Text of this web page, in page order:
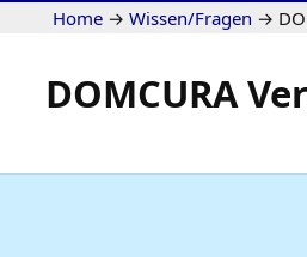
Home → Wissen/Fragen →
DOMCURA